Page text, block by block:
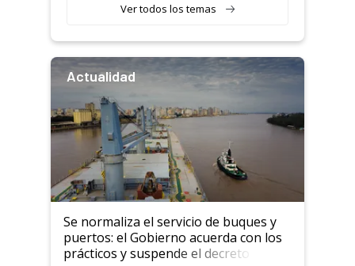
Ver todos los temas
Actualidad
Se normaliza el servicio de buques y
puertos: el Gobierno acuerda con los
prácticos y suspende el decreto de